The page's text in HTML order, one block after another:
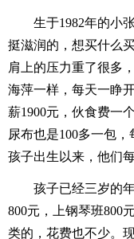
生于1982年的小
挺滋润的，想买什么
肩上的压力重了很多
海萍一样，每天一睁
薪1900元，伙食费一
尿布也是100多一包
孩子出生以来，他们
孩子已经三岁的
800元，上钢琴班800
类的，花费也不少。